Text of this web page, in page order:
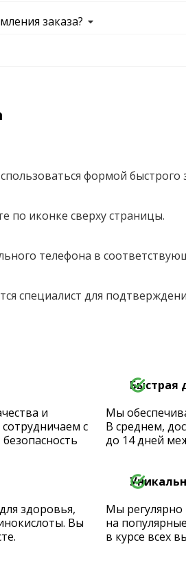
заказа?
формой быстрого
по иконке сверху страницы.
телефона в
специалист для
и
с
Быстрая
Мы
В среднем,
до 14 дней
здоровья,
Вы
Мы регулярно
на
в курсе всех